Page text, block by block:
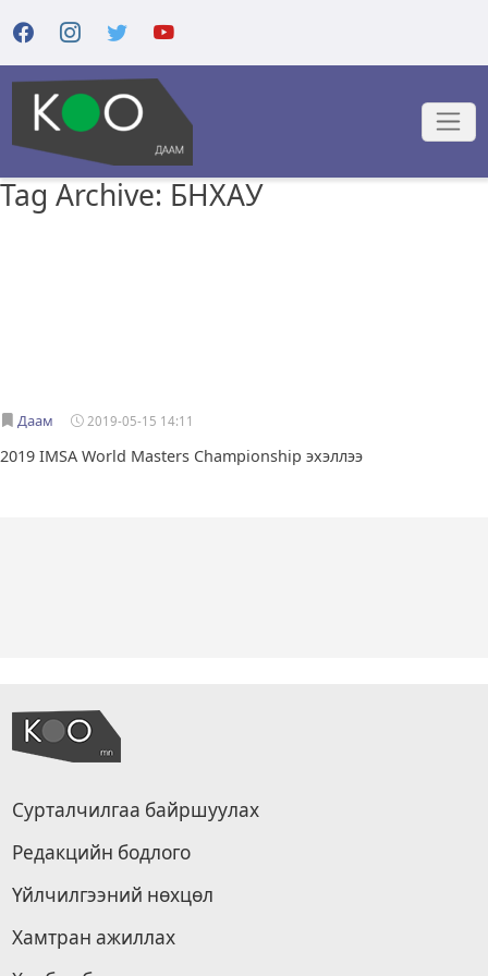
Tag Archive: БНХАУ
Даам 2019-05-15 14:11
2019 IMSA World Masters Championship эхэллээ
Сурталчилгаа байршуулах
Редакцийн бодлого
Үйлчилгээний нөхцөл
Хамтран ажиллах